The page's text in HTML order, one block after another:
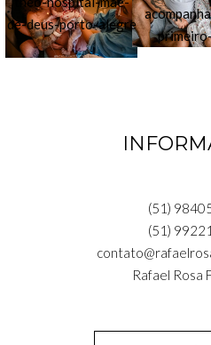
(51)
(51)
Rafael Rosa